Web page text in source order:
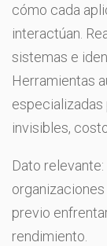
cómo cada
interactúan.
sistemas e
Herramientas
invisibles,
Dato
previo
rendimiento.